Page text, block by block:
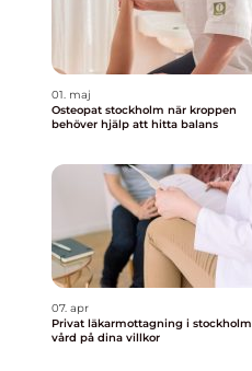
01. maj
Osteopat stockholm när kroppen
behöver hjälp att hitta balans
07. apr
Privat läkarmottagning i stockholm
vård på dina villkor